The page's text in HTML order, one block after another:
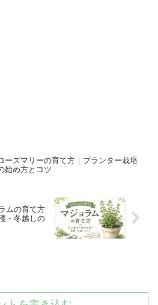
ーズマリーの育て方｜プランター栽培
始め方とコツ
ムの育て方
・冬越しの